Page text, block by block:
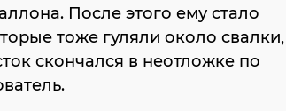
После этого ему стало
тоже гуляли около свалки,
скончался в неотложке по